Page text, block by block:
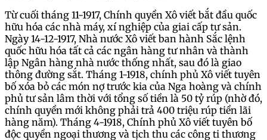
Từ cuối tháng 11-1917, Chính quyền Xô viết bắt đầu quốc
hữu hóa các nhà máy, xí nghiệp của giai cấp tư sản.
Ngày 14-12-1917, Nhà nước Xô viết ban hành Sắc lệnh
quốc hữu hóa tất cả các ngân hàng tư nhân và thành
lập Ngân hàng nhà nước thống nhất, sau đó là giao
thông đường sắt. Tháng 1-1918, chính phủ Xô viết tuyên
bố xóa bỏ các món nợ trước kia của Nga hoàng và chính
phủ tư sản lâm thời với tổng số tiền là 50 tỷ rúp (nhờ đó,
chính quyền mới không phải trả 400 triệu rúp tiền lãi
hàng năm). Tháng 4-1918, Chính phủ Xô viết tuyên bố
độc quyền ngoại thương và tịch thu các công ti thương